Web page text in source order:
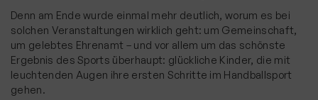
Denn am Ende wurde einmal mehr deutlich, worum es bei
solchen Veranstaltungen wirklich geht: um Gemeinschaft,
um gelebtes Ehrenamt – und vor allem um das schönste
Ergebnis des Sports überhaupt: glückliche Kinder, die mit
leuchtenden Augen ihre ersten Schritte im Handballsport
gehen.